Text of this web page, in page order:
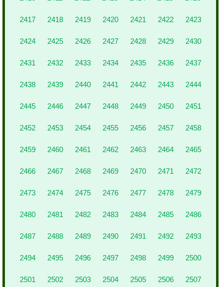
2417 2418 2419 2420 2421 2422 2423
2424 2425 2426 2427 2428 2429 2430
2431 2432 2433 2434 2435 2436 2437
2438 2439 2440 2441 2442 2443 2444
2445 2446 2447 2448 2449 2450 2451
2452 2453 2454 2455 2456 2457 2458
2459 2460 2461 2462 2463 2464 2465
2466 2467 2468 2469 2470 2471 2472
2473 2474 2475 2476 2477 2478 2479
2480 2481 2482 2483 2484 2485 2486
2487 2488 2489 2490 2491 2492 2493
2494 2495 2496 2497 2498 2499 2500
2501 2502 2503 2504 2505 2506 2507